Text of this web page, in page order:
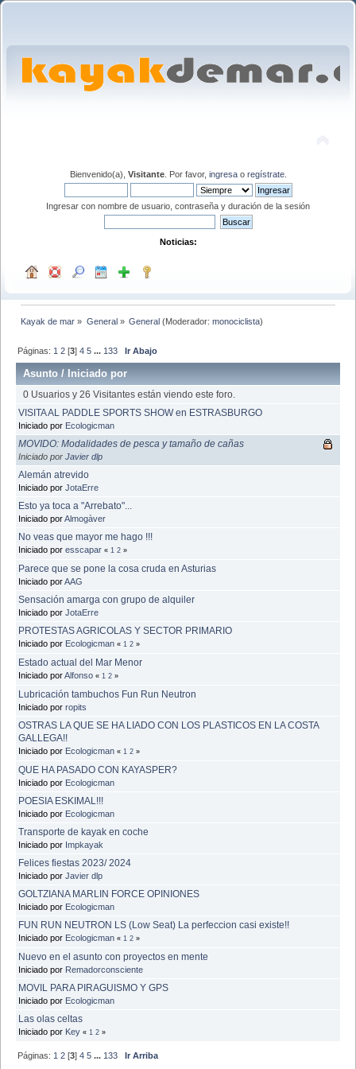
Bienvenido(a), Visitante. Por favor, ingresao regístrate.
Ingresar con nombre de usuario, contraseña y duración de la sesión
Noticias:
Kayak de mar » General» General(Moderador: monociclista)
Páginas: 1 2 [3]4 5 ... 133 Ir Abajo
Asunto / Iniciado por
0 Usuarios y 26 Visitantes están viendo este foro.
VISITA AL PADDLE SPORTS SHOW en ESTRASBURGO
Iniciado por Ecologicman
MOVIDO: Modalidades de pesca y tamaño de cañas
Iniciado por Javier dlp
Alemán atrevido
Iniciado por JotaErre
Esto ya toca a "Arrebato"...
Iniciado porAlmogàver
No veas que mayor me hago !!!
Iniciado por esscapar « 1 2 »
Parece que se pone la cosa cruda en Asturias
Iniciado porAAG
Sensación amarga con grupo de alquiler
Iniciado por JotaErre
PROTESTAS AGRICOLAS Y SECTOR PRIMARIO
Iniciado por Ecologicman « 1 2 »
Estado actual del Mar Menor
Iniciado porAlfonso « 1 2 »
Lubricación tambuchos Fun Run Neutron
Iniciado por ropits
OSTRAS LA QUE SE HA LIADO CON LOS PLASTICOS EN LA COSTA
GALLEGA!!
Iniciado por Ecologicman « 1 2 »
QUE HA PASADO CON KAYASPER?
Iniciado por Ecologicman
POESIA ESKIMAL!!!
Iniciado por Ecologicman
Transporte de kayak en coche
Iniciado por Impkayak
Felices fiestas 2023/ 2024
Iniciado por Javier dlp
GOLTZIANA MARLIN FORCE OPINIONES
Iniciado por Ecologicman
FUN RUN NEUTRON LS (Low Seat) La perfeccion casi existe!!
Iniciado por Ecologicman « 1 2 »
Nuevo en el asunto con proyectos en mente
Iniciado por Remadorconsciente
MOVIL PARA PIRAGUISMO Y GPS
Iniciado por Ecologicman
Las olas celtas
Iniciado por Key « 1 2 »
Páginas:1 2 [3]4 5 ...133 Ir Arriba